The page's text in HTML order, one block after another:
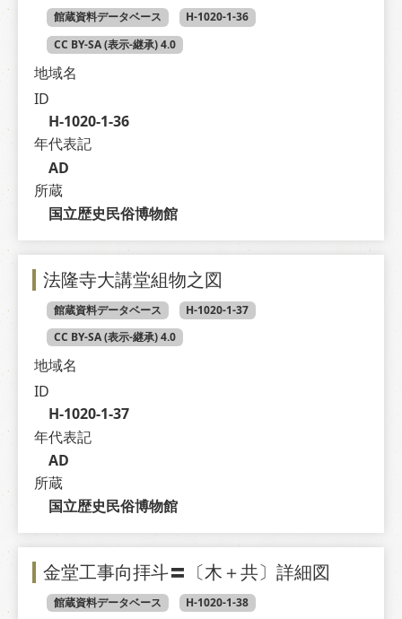
館蔵資料データベース
H-1020-1-36
CC BY-SA (表示-継承) 4.0
地域名
ID
H-1020-1-36
年代表記
AD
所蔵
国立歴史民俗博物館
法隆寺大講堂組物之図
館蔵資料データベース
H-1020-1-37
CC BY-SA (表示-継承) 4.0
地域名
ID
H-1020-1-37
年代表記
AD
所蔵
国立歴史民俗博物館
金堂工事向拝斗〓〔木＋共〕詳細図
館蔵資料データベース H-1020-1-38